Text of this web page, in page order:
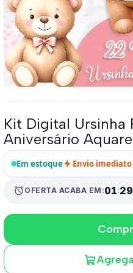
Kit Digital Ursinha
Aniversário
Em estoque Envio imediato
alarmOFERTA ACABA EM:01:29